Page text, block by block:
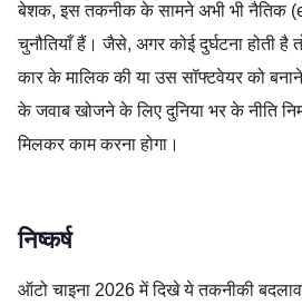
बेशक, इस तकनीक के सामने अभी भी नैतिक
चुनौतियाँ हैं। जैसे, अगर कोई दुर्घटना होती है
कार के मालिक की या उस सॉफ्टवेयर को
के जवाब खोजने के लिए दुनिया भर के नीति
मिलकर काम करना होगा।
निष्कर्ष
ऑटो चाइना 2026 में दिखे ये तकनीकी